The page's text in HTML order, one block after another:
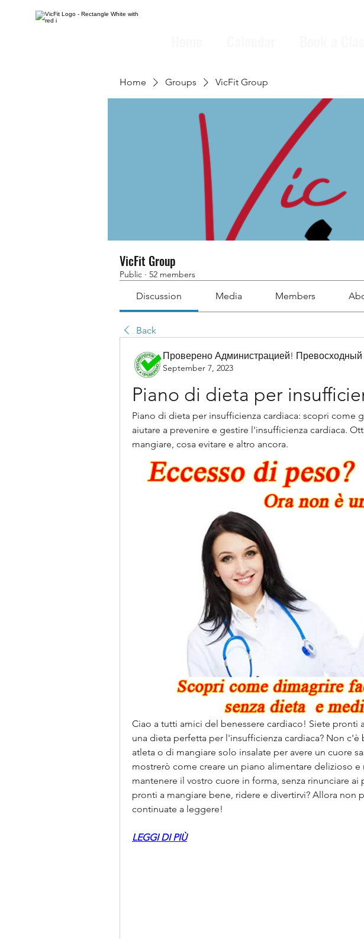
Home Groups VicFit Group
VicFit Group
Public · 52 members
Discussion Media Members
Back
Проверено Администрацией! Превосходный
September 7, 2023
Piano di dieta per
Piano di dieta per insufficienza cardiaca: scopri come
aiutare a prevenire e gestire l'insufficienza cardiaca.
mangiare, cosa evitare e altro ancora.
Ciao a tutti amici del benessere cardiaco! Siete pronti
una dieta perfetta per l'insufficienza cardiaca? Non c'è
atleta o di mangiare solo insalate per avere un cuore
mostrerò come creare un piano alimentare delizioso e
mantenere il vostro cuore in forma, senza rinunciare ai
pronti a mangiare bene, ridere e divertirvi? Allora non
continuate a leggere!
LEGGI DI PIÙ